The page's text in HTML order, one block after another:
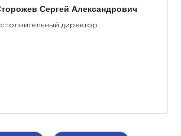
Сергей Александрович
директор